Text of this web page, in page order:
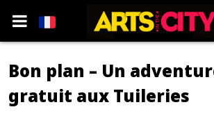
Bon plan – Un
gratuit aux Tuileries